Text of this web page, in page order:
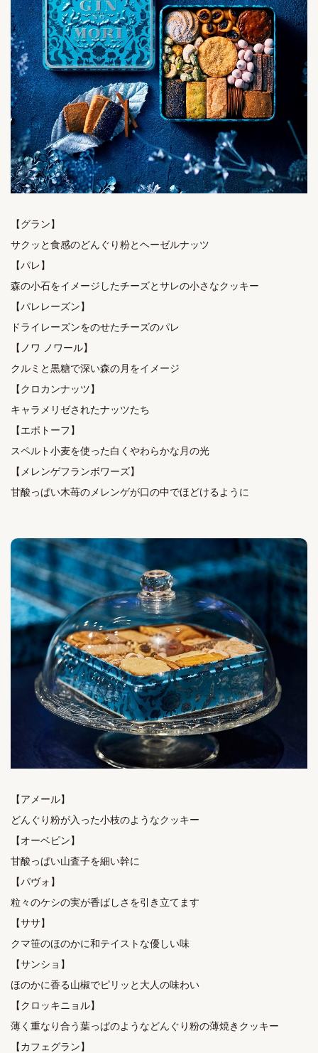
【グラン】
サクッと食感のどんぐり粉とヘーゼルナッツ
【パレ】
森の小石をイメージしたチーズとサレの小さなクッキー
【パレレーズン】
ドライレーズンをのせたチーズのパレ
【ノワ ノワール】
クルミと黒糖で深い森の月をイメージ
【クロカンナッツ】
キャラメリゼされたナッツたち
【エポトーフ】
スペルト小麦を使った白くやわらかな月の光
【メレンゲフランボワーズ】
【アメール】
どんぐり粉が入った小枝のようなクッキー
【オーベピン】
甘酸っぱい山査子を細い幹に
【パヴォ】
粒々のケシの実が香ばしさを引き立てます
【ササ】
クマ笹のほのかに和テイストな優しい味
【サンショ】
ほのかに香る山椒でピリッと大人の味わい
【クロッキニョル】
薄く重なり合う葉っぱのようなどんぐり粉の薄焼きクッキー
【カフェグラン】